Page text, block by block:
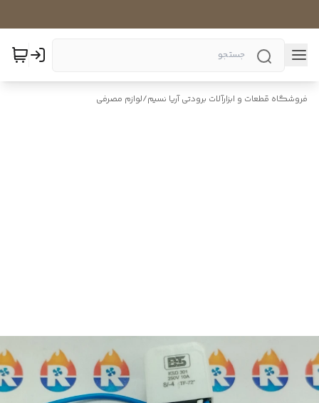
فروشگاه قطعات و ابزارآلات برودتی آریا نسیم/لوازم مصرفی